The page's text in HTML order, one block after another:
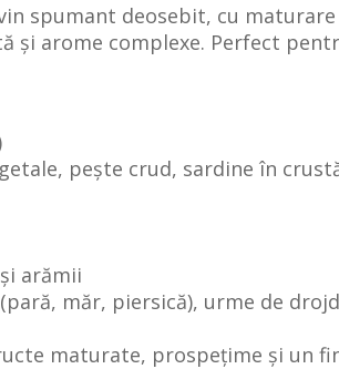
spumant deosebit, cu
arome complexe. Perfect
pește crud, sardine în
arămii
măr, piersică), urme de
maturate, prospețime și un